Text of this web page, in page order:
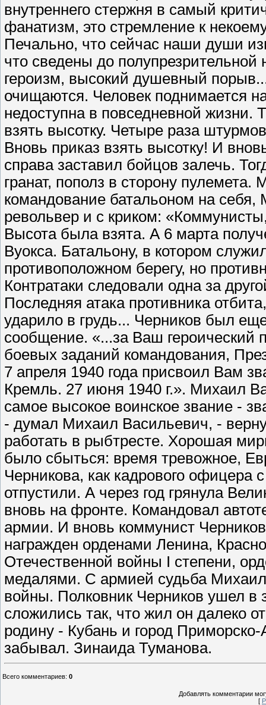
внутреннего стержня в самый
фанатизм, это стремление к
Печально, что сейчас наши души
что сведены до полупрезрительной
героизм, высокий душевный
очищаются. Человек поднимается
недоступна в повседневной жизни.
взять высотку. Четыре раза
Вновь приказ взять высотку! И
справа заставил бойцов залечь.
гранат, пополз в сторону
командование батальоном на
револьвер и с криком:
Высота была взята. А 6 марта
Вуокса. Батальону, в котором
противоположном берегу, но
Контратаки следовали одна за
Последняя атака противника
ударило в грудь... Черников был
сообщение. «...за Ваш героический
боевых заданий командования,
7 апреля 1940 года присвоил Вам
Кремль. 27 июня 1940 г.». Михаил
самое высокое воинское звание -
- думал Михаил Васильевич, -
работать в рыбтресте. Хорошая
было сбыться: время тревожное,
Черникова, как кадрового офицера
отпустили. А через год грянула
вновь на фронте. Командовал
армии. И вновь коммунист
награжден орденами Ленина,
Отечественной войны I степени,
медалями. С армией судьба
войны. Полковник Черников ушел в
сложились так, что жил он далеко
родину - Кубань и город
забывал. Зинаида Туманова.
Всего комментариев: 0
Добавлять комментарии
[